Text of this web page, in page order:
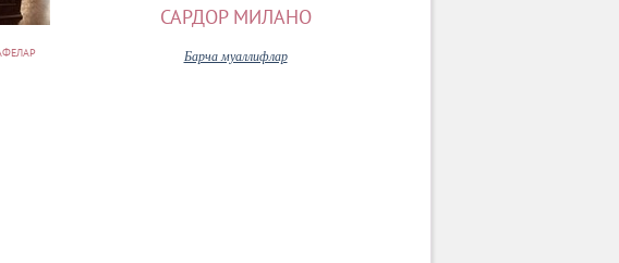
САРДОР МИЛАНО
Барча муаллифлар